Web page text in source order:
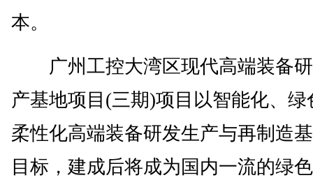
本。
广州工控大湾区现代高端装备
产基地项目(三期)项目以智能化、绿
柔性化高端装备研发生产与再制造
目标，建成后将成为国内一流的绿